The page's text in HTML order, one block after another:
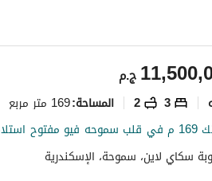
ج.م
3
2 المساحة:169 متر مربع
فوري سنغ
سكاي لاين، سموحة، الإسكندرية